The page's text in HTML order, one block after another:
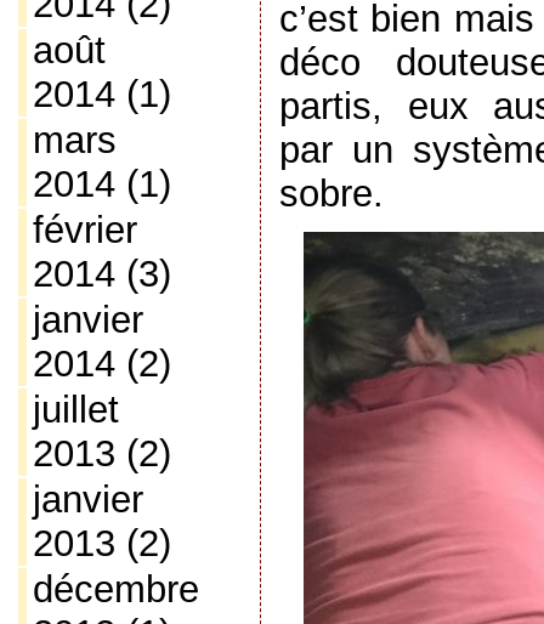
août
2014(1)
mars
2014(1)
février
2014(3)
janvier
2014(2)
juillet
2013 (2)
janvier
2013 (2)
décembre
c’est bien
déco
partis, eux
par un
sobre.